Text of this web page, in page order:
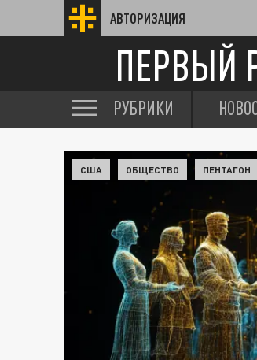
АВТОРИЗАЦИЯ
ПЕРВЫЙ
РУБРИКИ
США ОБЩЕСТВО ПЕНТАГОН